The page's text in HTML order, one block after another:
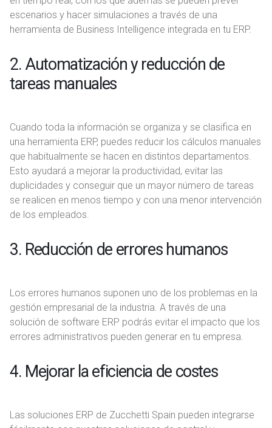
escenarios y hacer simulaciones a través de una
herramienta de Business Intelligence integrada en tu ERP.
2. Automatización y reducción de
tareas manuales
Cuando toda la información se organiza y se clasifica en
una herramienta ERP, puedes reducir los cálculos manuales
que habitualmente se hacen en distintos departamentos.
Esto ayudará a mejorar la productividad, evitar las
duplicidades y conseguir que un mayor número de tareas
se realicen en menos tiempo y con una menor intervención
de los empleados.
3. Reducción de errores humanos
Los errores humanos suponen uno de los problemas en la
gestión empresarial de la industria. A través de una
solución de software ERP podrás evitar el impacto que los
errores administrativos pueden generar en tu empresa.
4. Mejorar la eficiencia de costes
Las soluciones ERP de Zucchetti Spain pueden integrarse